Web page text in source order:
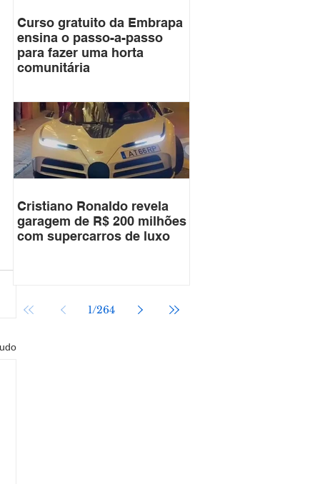
Curso gratuito da Embrapa
ensina o passo-a-passo
para fazer uma horta
comunitária
Cristiano Ronaldo revela
garagem de R$ 200 milhões
com supercarros de luxo
1/264